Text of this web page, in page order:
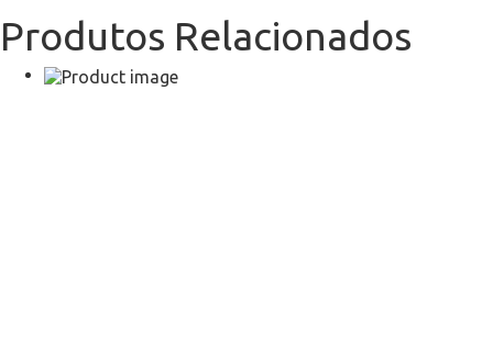
Produtos Relacionados